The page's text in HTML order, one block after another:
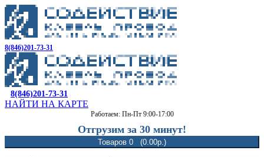
8(846)201-73-31
8(846)201-73-31
НАЙТИ НА КАРТЕ
Работаем: Пн-Пт 9:00-17:00
Отгрузим за 30 минут!
Товаров 0 (0.00р.)